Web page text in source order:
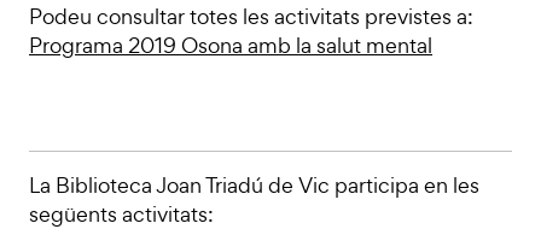
Podeu consultar totes les activitats previstes a:
Programa 2019 Osona amb la salut mental
La Biblioteca Joan Triadú de Vic participa en les
següents activitats: